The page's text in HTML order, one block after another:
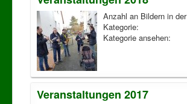
Anzahl an Bildern in der
Kategorie:
Kategorie ansehen:
Veranstaltungen 2017